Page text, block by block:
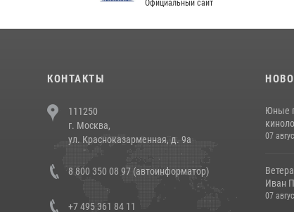
Официальный сайт
КОНТАКТЫ
111250
г. Москва,
ул. Красноказарменная, д. 9а
8 800 350 08 97 (автоинформатор)
+7 495 361 84 11
Юные
07
Иван
07